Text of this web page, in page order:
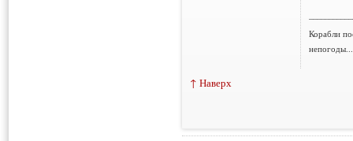
Корабли
↑ Наверх